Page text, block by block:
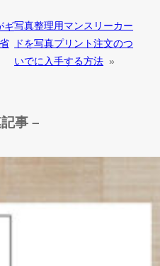
ギ写真整理用マンスリーカー
ドを写真プリント注文のつ
いでに入手する方法 »
事 –